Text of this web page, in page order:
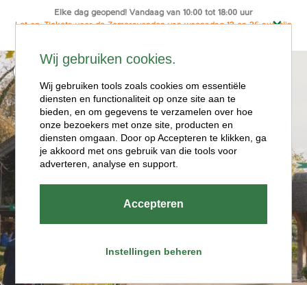
Elke dag geopend! Vandaag van 10:00 tot 18:00 uur
Let op: Tickets voor de Zomeravonden van woensdag 12 en 26 aug zijn
Ga
naar
de
inhoud
Openingstijde
n
Wij gebruiken cookies.
Wij gebruiken tools zoals cookies om essentiële
diensten en functionaliteit op onze site aan te
bieden, en om gegevens te verzamelen over hoe
onze bezoekers met onze site, producten en
diensten omgaan. Door op Accepteren te klikken, ga
je akkoord met ons gebruik van die tools voor
adverteren, analyse en support.
Accepteren
Instellingen beheren